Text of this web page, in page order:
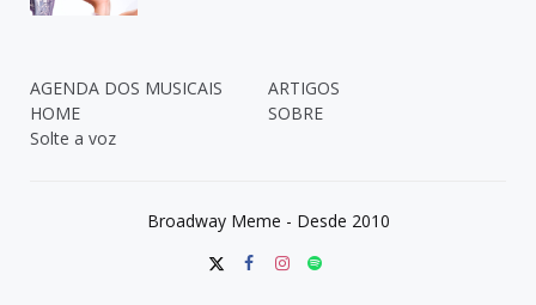
AGENDA DOS MUSICAIS
ARTIGOS
HOME
SOBRE
Solte a voz
Broadway Meme - Desde 2010